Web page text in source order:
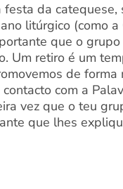
festa da catequese,
litúrgico (como a
que o grupo
Um retiro é um
de forma
com a
vez que o teu
que lhes